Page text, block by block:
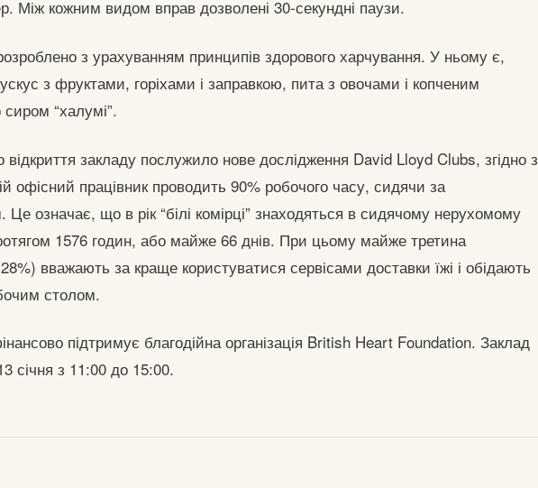
Між кожним видом вправ дозволені 30-секундні паузи.
з урахуванням принципів здорового харчування. У ньому є,
з фруктами, горіхами і заправкою, пита з овочами і копченим
“халумі”.
закладу послужило нове дослідження David Lloyd Clubs, згідно з
офісний працівник проводить 90% робочого часу, сидячи за
Це означає, що в рік “білі комірці” знаходяться в сидячому нерухомому
1576 годин, або майже 66 днів. При цьому майже третина
вважають за краще користуватися сервісами доставки їжі і обідають
столом.
підтримує благодійна організація British Heart Foundation. Заклад
січня з 11:00 до 15:00.